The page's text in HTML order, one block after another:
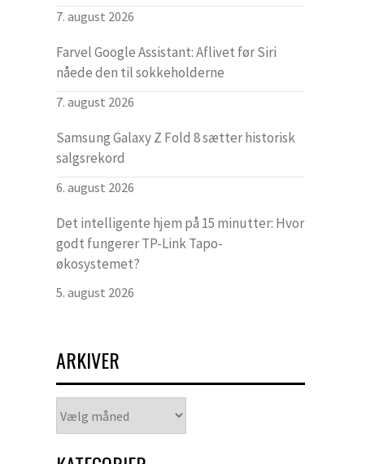
7. august 2026
Farvel Google Assistant: Aflivet før Siri
nåede den til sokkeholderne
7. august 2026
Samsung Galaxy Z Fold 8 sætter historisk
salgsrekord
6. august 2026
Det intelligente hjem på 15 minutter: Hvor
godt fungerer TP-Link Tapo-
økosystemet?
5. august 2026
ARKIVER